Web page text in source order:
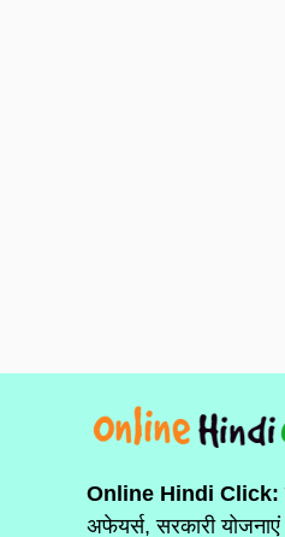
Online Hindi Click:
अफेयर्स, सरकारी